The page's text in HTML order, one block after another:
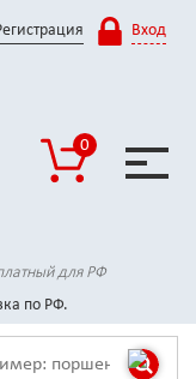
Вход
0
для РФ
по РФ.